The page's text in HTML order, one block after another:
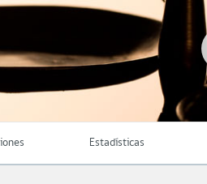
Estadísticas